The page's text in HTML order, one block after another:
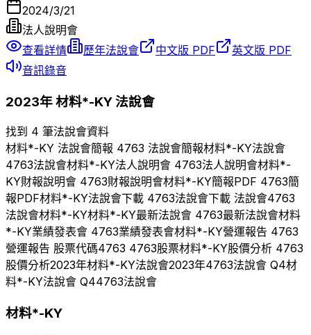
2024/3/21
法人說明會
查看詳情
歷年法說會 中文版 PDF
英文版 PDF
音訊錄音
2023年材料*-KY法說會
找到 4 筆法說會資料
材料*-KY 法說會簡報 4763 法說會簡報材料*-KY法說會
4763法說會材料*-KY法人說明會 4763法人說明會材料*-
KY財報說明會 4763財報說明會材料*-KY簡報PDF 4763簡
報PDF材料*-KY法說會下載 4763法說會下載 法說會4763
法說會材料*-KY材料*-KY最新法說會 4763最新法說會材料
*-KY業績發表會 4763業績發表會材料*-KY營運報告 4763
營運報告 股票代碼4763 4763股票材料*-KY股價分析 4763
股價分析2023年材料*-KY法說會2023年4763法說會 Q4材
料*-KY法說會 Q44763法說會
材料*-KY